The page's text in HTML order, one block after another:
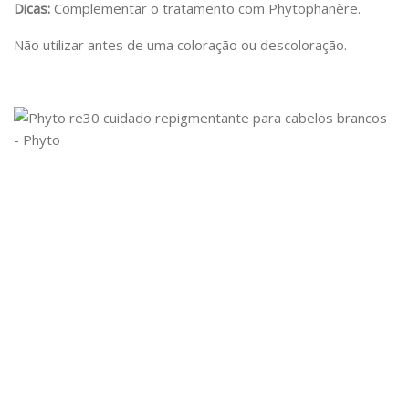
Dicas: Complementar o tratamento com Phytophanère.
Não utilizar antes de uma coloração ou descoloração.